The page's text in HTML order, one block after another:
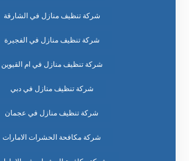
شركة تنظيف منازل في الشارقة
شركة تنظيف منازل في الفجيرة
شركة تنظيف منازل في ام القيوين
شركة تنظيف منازل في دبي
شركة تنظيف منازل في عجمان
شركة مكافحة الحشرات الامارات